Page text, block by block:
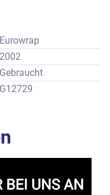
Eurowrap
2002
Gebraucht
G12729